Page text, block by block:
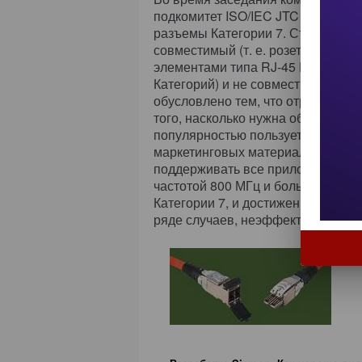
подкомитет ISO/IEC JTC 1/SC25
разъемы Категории 7. Стандарт
совместимый (т. е. розетки и
элементами типа RJ-45
Категорий) и не совместимый с
обусловлено тем, что отрасль
того, насколько нужна обратная
популярностью пользуется идея
маркетинговых материалах,
поддерживать все приложения
частотой 800 МГц и больше. Этот
Категории 7, и достижение его в
ряде случаев, неэффективно.